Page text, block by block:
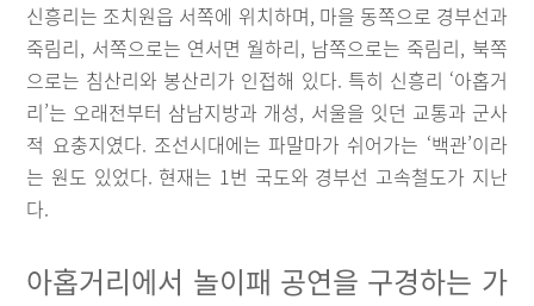
신흥리는 조치원읍 서쪽에 위치하며, 마을 동쪽으로 경부선과
죽림리, 서쪽으로는 연서면 월하리, 남쪽으로는 죽림리, 북쪽
으로는 침산리와 봉산리가 인접해 있다. 특히 신흥리 ‘아홉거
리’는 오래전부터 삼남지방과 개성, 서울을 잇던 교통과 군사
적 요충지였다. 조선시대에는 파말마가 쉬어가는 ‘백관’이라
는 원도 있었다. 현재는 1번 국도와 경부선 고속철도가 지난
다.
아홉거리에서 놀이패 공연을 구경하는 가